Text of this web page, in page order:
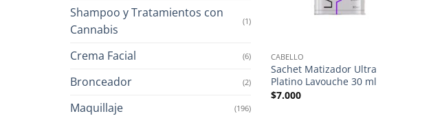
Shampoo y Tratamientos con
Cannabis
(1)
Crema Facial (6)
Bronceador (2)
Maquillaje (196)
CABELLO
Sachet Matizador Ultra
Platino Lavouche 30 ml
$7.000